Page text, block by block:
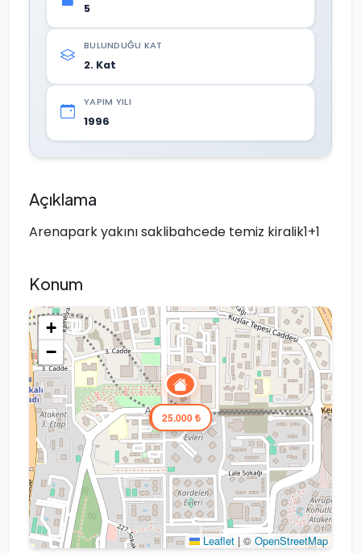
5
BULUNDUĞU KAT
2. Kat
YAPIM YILI
1996
Açıklama
Arenapark yakını saklibahcede temiz kiralik1+1
Konum
25.000 ₺
+
−
Leaflet | © OpenStreetMap